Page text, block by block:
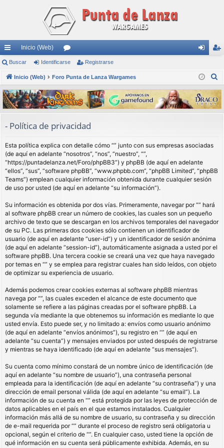
nl
ac
es
rá
s
Inicio (Web)
or
os nti
fic
ar
ist
ra
rs
Buscar Identificarse Registrarse
Inicio (Web) Foro Punta de Lanza Wargames
s
c
- Política de privacidad
Esta política explica con detalle cómo “” junto con sus empresas asociadas
(de aquí en adelante “nosotros”, “nos”, “nuestro”, “”,
“https://puntadelanza.net/Foro/phpBB3”) y phpBB (de aquí en adelante
“ellos”, “sus”, “software phpBB”, “www.phpbb.com”, “phpBB Limited”, “phpBB
Teams”) emplean cualquier información obtenida durante cualquier sesión
de uso por usted (de aquí en adelante “su información”).
Su información es obtenida por dos vías. Primeramente, navegar por “” hará
al software phpBB crear un número de cookies, las cuales son un pequeño
archivo de texto que se descargan en los archivos temporales del navegador
de su PC. Las primeras dos cookies sólo contienen un identificador de
usuario (de aquí en adelante “user-id”) y un identificador de sesión anónima
(de aquí en adelante “session-id”), automáticamente asignada a usted por el
software phpBB. Una tercera cookie se creará una vez que haya navegado
por temas en “” y se emplea para registrar cuales han sido leídos, con objeto
de optimizar su experiencia de usuario.
Además podemos crear cookies externas al software phpBB mientras
navega por “”, las cuales exceden el alcance de este documento que
solamente se refiere a las páginas creadas por el software phpBB. La
segunda vía mediante la que obtenemos su información es mediante lo que
usted envía. Esto puede ser, y no limitado a: envíos como usuario anónimo
(de aquí en adelante “envíos anónimos”), su registro en “” (de aquí en
adelante “su cuenta”) y mensajes enviados por usted después de registrarse
y mientras se haya identificado (de aquí en adelante “sus mensajes”).
Su cuenta como mínimo constará de un nombre único de identificación (de
aquí en adelante “su nombre de usuario”), una contraseña personal
empleada para la identificación (de aquí en adelante “su contraseña”) y una
dirección de email personal válida (de aquí en adelante “su email”). La
información de su cuenta en “” está protegida por las leyes de protección de
datos aplicables en el país en el que estamos instalados. Cualquier
información más allá de su nombre de usuario, su contraseña y su dirección
de e-mail requerida por “” durante el proceso de registro será obligatoria u
opcional, según el criterio de “”. En cualquier caso, usted tiene la opción de
qué información en su cuenta será públicamente exhibida. Además, en su